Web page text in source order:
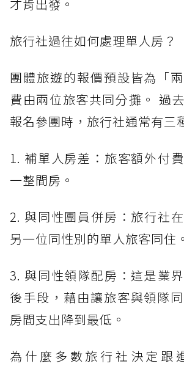
才肯出發。
旅行社過往如何處理單人房？
團體旅遊的報價預設皆為「
費由兩位旅客共同分攤。 過
報名參團時，旅行社通常有三
1. 補單人房差：旅客額外付
一整間房。
2. 與同性團員併房：旅行社
另一位同性別的單人旅客同住。
3. 與同性領隊配房：這是業
後手段，藉由讓旅客與領隊
房間支出降到最低。
為什麼多數旅行社決定跟